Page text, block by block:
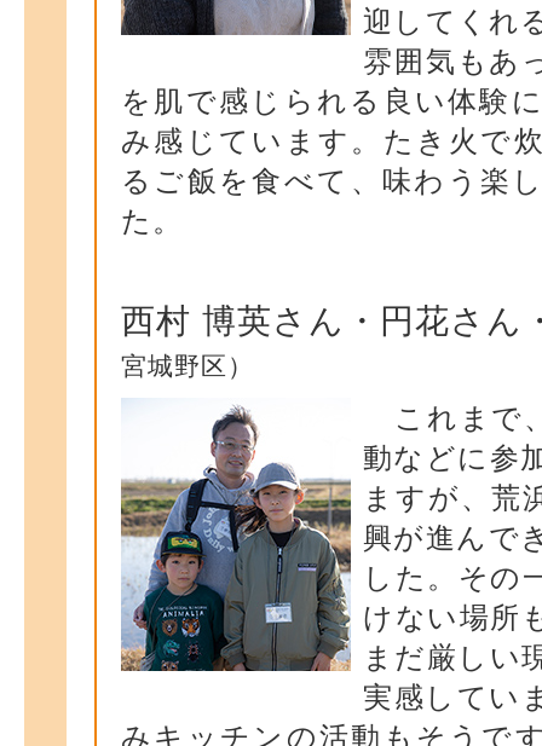
迎してくれ
雰囲気もあ
を肌で感じられる良い体験
み感じています。たき火で
るご飯を食べて、味わう楽
た。
西村 博英さん・円花さん
宮城野区）
これまで
動などに参
ますが、荒
興が進んで
した。その
けない場所
まだ厳しい
実感してい
みキッチンの活動もそうで